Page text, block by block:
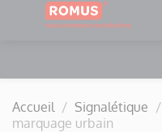
Accueil Signalétique
marquage urbain
Panneau de gestion des